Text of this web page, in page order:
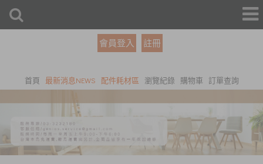
會員登入 註冊
首頁 最新消息NEWS 配件耗材區 瀏覽紀錄 購物車 訂單查詢